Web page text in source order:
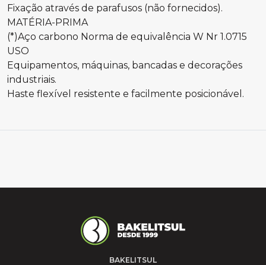
Fixação através de parafusos (não fornecidos).
MATÉRIA-PRIMA
(*)Aço carbono Norma de equivalência W Nr 1.0715
USO
Equipamentos, máquinas, bancadas e decorações
industriais.
Haste flexível resistente e facilmente posicionável.
BAKELITSUL